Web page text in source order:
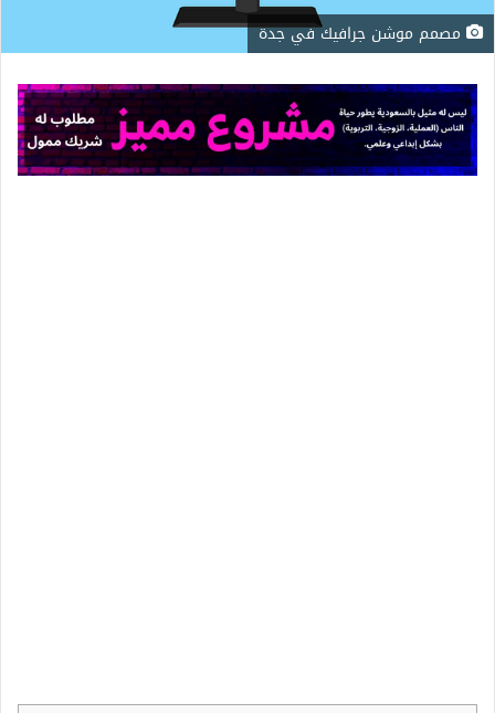
مصمم موشن جرافيك في جدة